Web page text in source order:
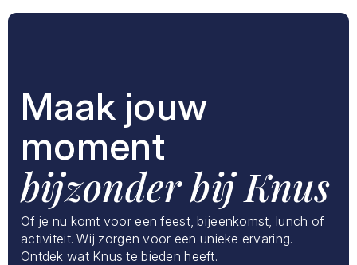
Maak jouw
moment
bijzonder bij Knus
Of je nu komt voor een feest, bijeenkomst, lunch of
activiteit. Wij zorgen voor een unieke ervaring.
Ontdek wat Knus te bieden heeft.